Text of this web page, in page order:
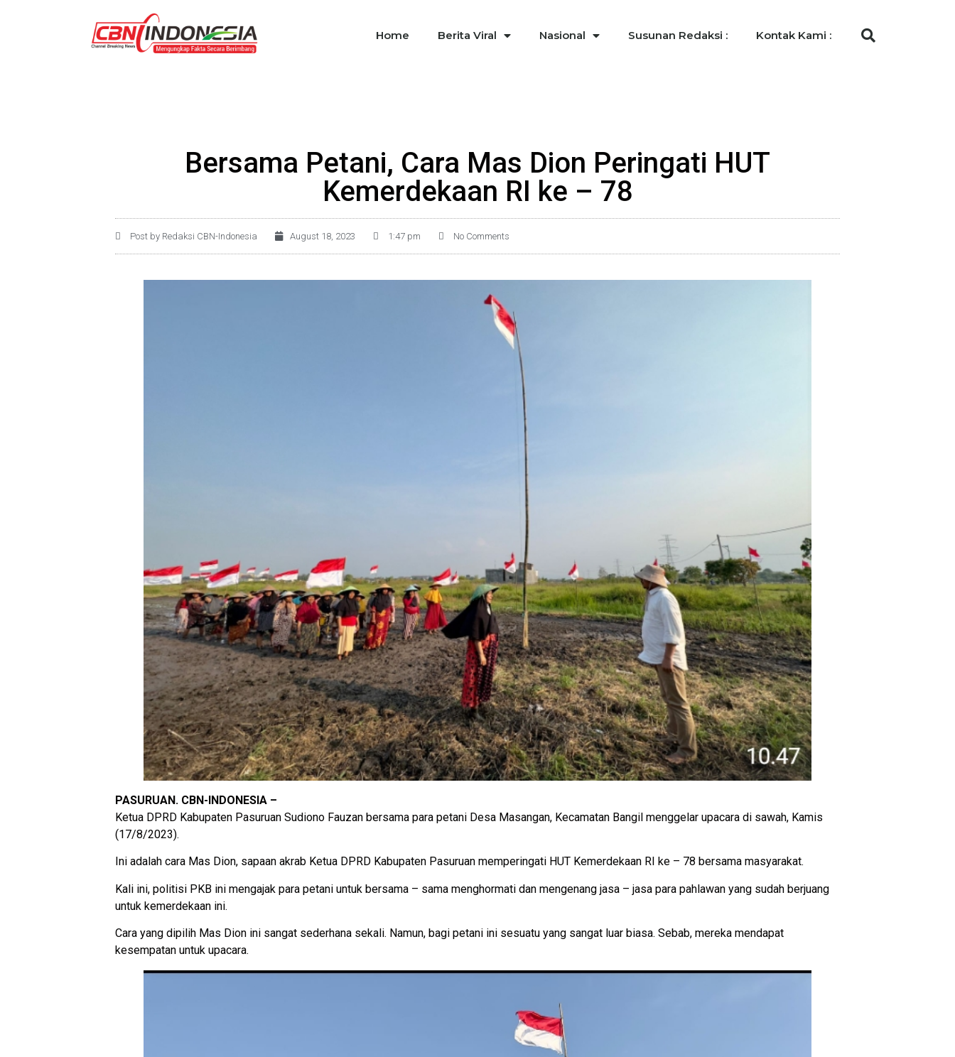
Home Berita Viral Nasional Susunan Redaksi : Kontak Kami :
Bersama Petani, Cara Mas Dion Peringati HUT
Kemerdekaan RI ke – 78
Post by Redaksi CBN-Indonesia August 18, 2023 1:47 pm No Comments
PASURUAN. CBN-INDONESIA –
Ketua DPRD Kabupaten Pasuruan Sudiono Fauzan bersama para petani Desa Masangan, Kecamatan Bangil menggelar upacara di sawah, Kamis
(17/8/2023).
Ini adalah cara Mas Dion, sapaan akrab Ketua DPRD Kabupaten Pasuruan memperingati HUT Kemerdekaan RI ke – 78 bersama masyarakat.
Kali ini, politisi PKB ini mengajak para petani untuk bersama – sama menghormati dan mengenang jasa – jasa para pahlawan yang sudah berjuang
untuk kemerdekaan ini.
Cara yang dipilih Mas Dion ini sangat sederhana sekali. Namun, bagi petani ini sesuatu yang sangat luar biasa. Sebab, mereka mendapat
kesempatan untuk upacara.